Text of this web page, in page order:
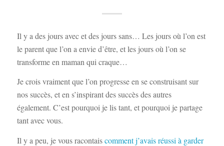
Il y a des jours avec et des jours sans… Les jours où l’on est
le parent que l’on a envie d’être, et les jours où l’on se
transforme en maman qui craque…
Je crois vraiment que l’on progresse en se construisant sur
nos succès, et en s’inspirant des succès des autres
également. C’est pourquoi je lis tant, et pourquoi je partage
tant avec vous.
Il y a peu, je vous racontaiscomment j’avais réussi à garder